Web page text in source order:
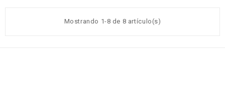
Mostrando 1-8 de 8 artículo(s)